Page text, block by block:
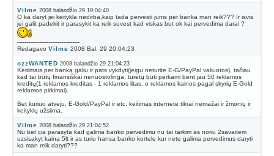
Vilme 2008 balandžio 29 19:04:40
O ka daryt jei keitykla nedirba,kaip tada pervesti jums per banka man reik??? Ir isvis
jei galit padekit ir parasykit ka reik suvest kad viskas but ok kai pervedima darai ?
----------------------------------
Redagavo Vilme 2008 Bal. 29 20:04:23
ozzWANTED 2008 balandžio 29 21:04:23
Keitimais per banką galiu ir pats vykdyti(jeigu neturite E-G/PayPal valiuotos), tačiau
kad tai būtų finansiškai nenuostolinga, turėtų būti perkami bent jau 50 reklamos
kreditų(1 reklamos kreditas - 1 reklamos litas, o reklamos kainos pagal skyrių E-Gold
reklamos pirkimai).
Bet kuriuo atveju, E-Gold/PayPal ir etc. keitimas internete tikrai nemažai ir žmonių ir
keityklų užsiima.
Vilme 2008 balandžio 29 21:04:52
Nu bet cia parasyta kad galima banko pervedimu nu tai tarkim as noriu 2savaitem
uzsisakyt kaina 5lt ir as turiu hansa banko kortele kur nete galima pervedimus daryti
ka man reik daryti???